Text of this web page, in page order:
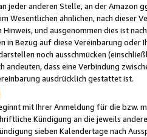
jeder anderen Stelle, an der
Wesentlichen ähnlichen, nach dieser
Hinweis, und ausgenommen dies ist
in Bezug auf diese Vereinbarung oder
noch ausschmücken
andeuten, dass eine Verbindung
ausdrücklich gestattet ist.
mit Ihrer Anmeldung für die bzw.
Kündigung an die jeweils
sieben Kalendertage nach